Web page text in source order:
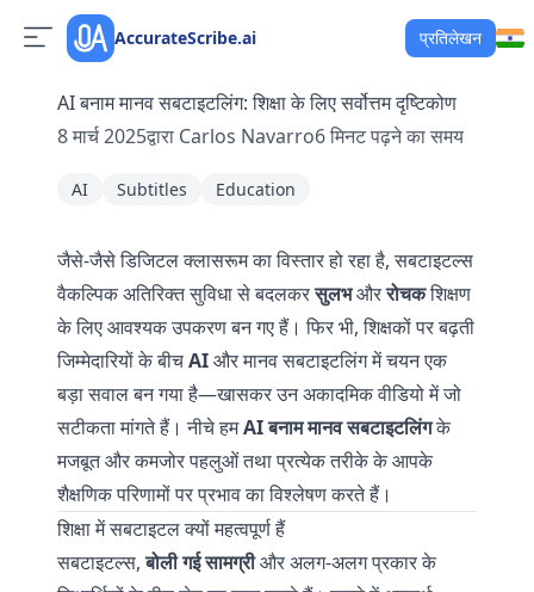
AccurateScribe.ai प्रतिलेखन
AI बनाम मानव सबटाइटलिंग: शिक्षा के लिए सर्वोत्तम दृष्टिकोण
8 मार्च 2025द्वारा Carlos Navarro6मिनट पढ़ने का समय
AI Subtitles Education
जैसे-जैसे डिजिटल क्लासरूम का विस्तार हो रहा है, सबटाइटल्स
वैकल्पिक अतिरिक्त सुविधा से बदलकरसुलभऔररोचकशिक्षण
के लिए आवश्यक उपकरण बन गए हैं। फिर भी, शिक्षकों पर बढ़ती
जिम्मेदारियों के बीचAIऔर मानव सबटाइटलिंग में चयन एक
बड़ा सवाल बन गया है—खासकर उन अकादमिक वीडियो में जो
सटीकता मांगते हैं। नीचे हमAI बनाम मानव सबटाइटलिंगके
मजबूत और कमजोर पहलुओं तथा प्रत्येक तरीके के आपके
शैक्षणिक परिणामों पर प्रभाव का विश्लेषण करते हैं।
शिक्षा में सबटाइटल क्यों महत्वपूर्ण हैं
सबटाइटल्स,बोली गई सामग्रीऔर अलग-अलग प्रकार के